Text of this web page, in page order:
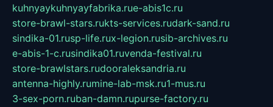
kuhnyaykuhnyayfabrika.rue-abis1c.ru
store-brawl-stars.rukts-services.rudark-sand.ru
sindika-01.rusp-life.rux-legion.rusib-archives.ru
e-abis-1-c.rusindika01.ruvenda-festival.ru
store-brawlstars.rudooraleksandria.ru
antenna-highly.rumine-lab-msk.ru1-mus.ru
3-sex-porn.ruban-damn.rupurse-factory.ru